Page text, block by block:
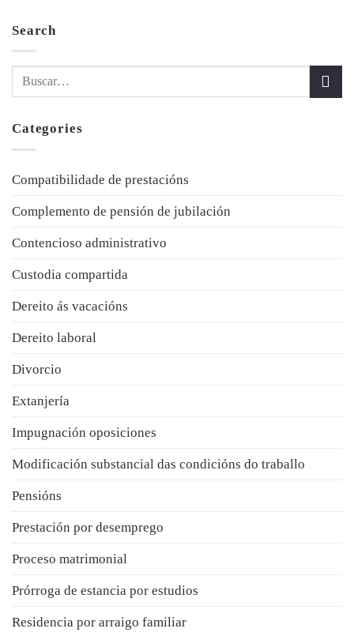
Search
Categories
Compatibilidade de prestacións
Complemento de pensión de jubilación
Contencioso administrativo
Custodia compartida
Dereito ás vacacións
Dereito laboral
Divorcio
Extanjería
Impugnación oposiciones
Modificación substancial das condicións do traballo
Pensións
Prestación por desemprego
Proceso matrimonial
Prórroga de estancia por estudios
Residencia por arraigo familiar